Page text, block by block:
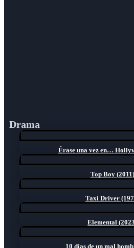
Drama
Érase una vez en…
Top Boy (2011)
Taxi Driver
Elemental
10 días de un mal